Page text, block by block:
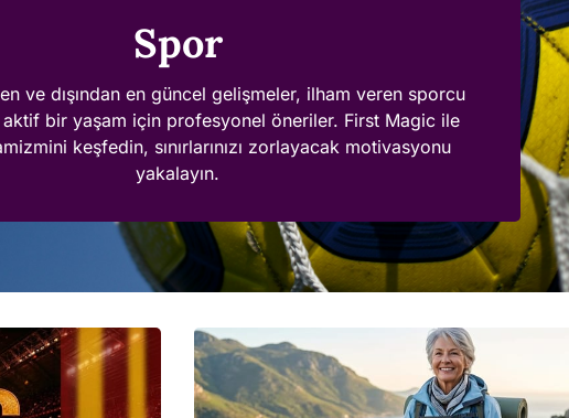
Spor
ve dışından en güncel gelişmeler, ilham veren sporcu
bir yaşam için profesyonel öneriler. First Magic ile
keşfedin, sınırlarınızı zorlayacak motivasyonu
yakalayın.